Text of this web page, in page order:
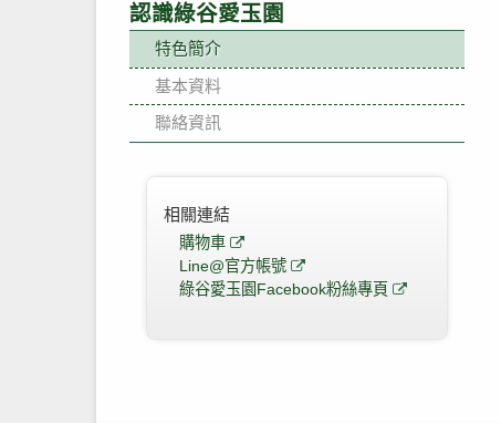
認識綠谷愛玉園
特色簡介
基本資料
聯絡資訊
相關連結
購物車
Line@官方帳號
綠谷愛玉園Facebook粉絲專頁